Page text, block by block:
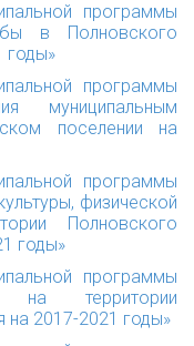
программы
в Полновского
годы»
программы
муниципальным
поселении на
программы
физической
Полновского
годы»
программы
на территории
на 2017-2021 годы»